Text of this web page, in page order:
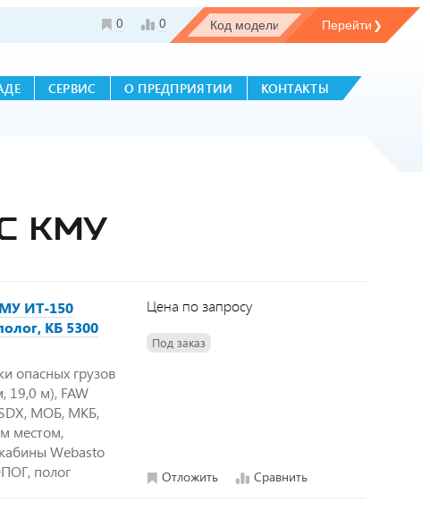
0 0
СЕРВИС О ПРЕДПРИЯТИИ КОНТАКТЫ
КМУ
ИТ-150
КБ 5300
опасных грузов
19,0 м), FAW
МОБ, МКБ,
местом,
Webasto
полог
Цена по запросу
Под заказ
Отложить Сравнить